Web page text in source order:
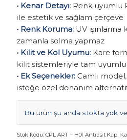
• Kenar Detayı:Renk uyumlu
ile estetik ve sağlam çerçeve
• Renk Koruma:UV ışınlarına
zamanla solma yapmaz
• Kilit ve Kol Uyumu:Kare
kilit sistemleriyle tam uyumlu
• Ek Seçenekler:Camlı
isteğe özel donanım
Bu ürün şu anda stokta yok
Stok kodu: CPL ART – H01 Antrasit Kapı